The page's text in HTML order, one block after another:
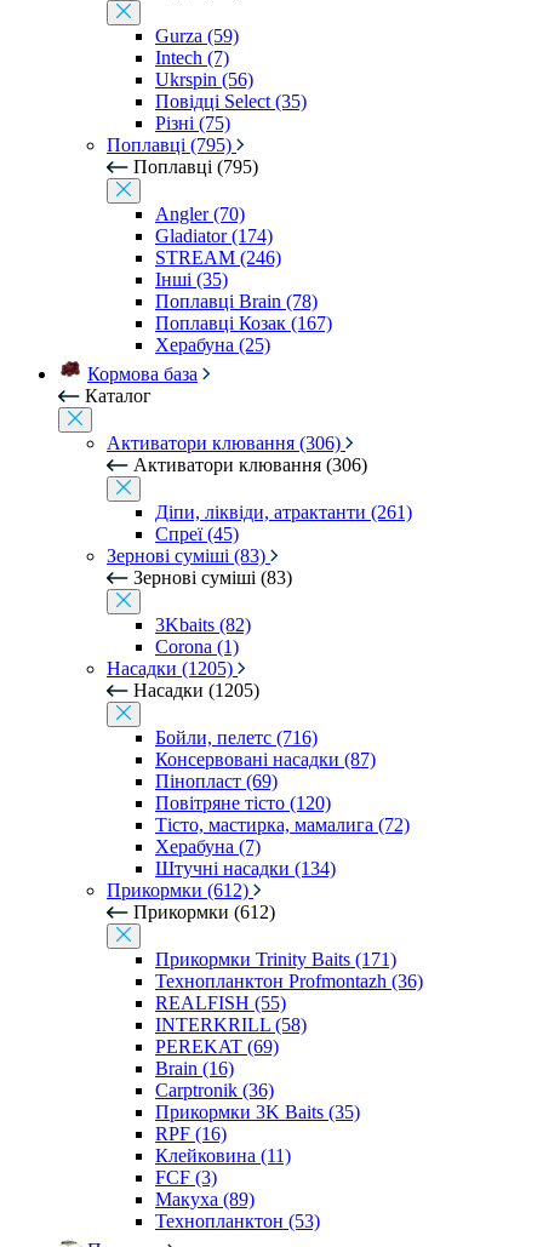
Gurza (59)
Intech (7)
Ukrspin (56)
Повідці Select (35)
Різні (75)
Поплавці (795)
Поплавці (795)
Angler (70)
Gladiator (174)
STREAM (246)
Інші (35)
Поплавці Brain (78)
Поплавці Козак (167)
Херабуна (25)
Кормова база
Каталог
Активатори клювання (306)
Активатори клювання (306)
Діпи, ліквіди, атрактанти (261)
Спреї (45)
Зернові суміші (83)
Зернові суміші (83)
3Kbaits (82)
Corona (1)
Насадки (1205)
Насадки (1205)
Бойли, пелетс (716)
Консервовані насадки (87)
Пінопласт (69)
Повітряне тісто (120)
Тісто, мастирка, мамалига (72)
Херабуна (7)
Штучні насадки (134)
Прикормки (612)
Прикормки (612)
Прикормки Trinity Baits (171)
Технопланктон Profmontazh (36)
REALFISH (55)
INTERKRILL (58)
PEREKAT (69)
Brain (16)
Carptronik (36)
Прикормки 3K Baits (35)
RPF (16)
Клейковина (11)
FCF (3)
Макуха (89)
Технопланктон (53)